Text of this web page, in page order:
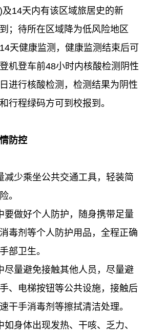
)及14天内有该区域旅居史的新
；待所在区域降为低风险地区
14天健康监测，健康监测结束后可
机登车前48小时内核酸检测阴性
进行核酸检测，检测结果为阴性
行程绿码方可到校报到。
防控
减少乘坐公共交通工具，轻装简
。
要做好个人防护，随身携带足量
毒剂等个人防护用品，全程正确
部卫生。
尽量避免接触其他人员，尽量避
、电梯按钮等公共设施，接触后
干手消毒剂等擦拭清洁处理。
如身体出现发热、干咳、乏力、